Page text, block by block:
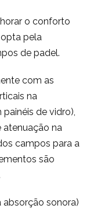
o conforto
pela
de padel.
com as
na
de vidro),
na
campos para a
são
absorção sonora)